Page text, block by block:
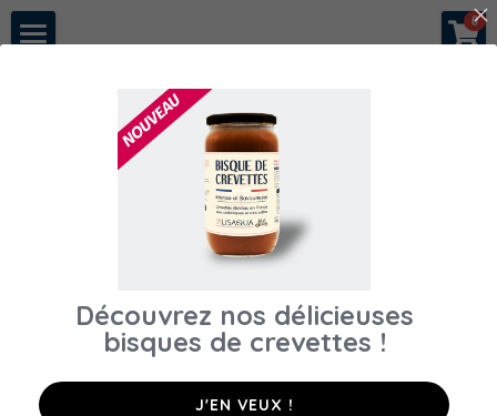
0
Notre histoire
Espace pros
Restaurants
Acheter en direct
×
LES CATÉGORIES DE LA BOUTIQUE
Toutes les catégories
Découvrez nos délicieuses
bisques de crevettes​ !
J'EN VEUX !